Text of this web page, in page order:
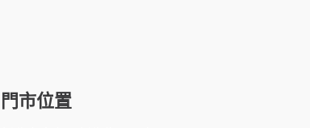
門市位置